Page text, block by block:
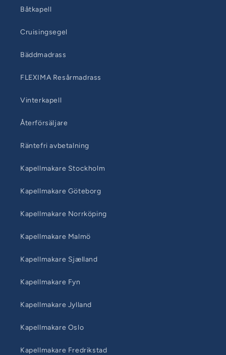
Båtkapell
Cruisingsegel
Bäddmadrass
FLEXIMA Resårmadrass
Vinterkapell
Återförsäljare
Räntefri avbetalning
Kapellmakare Stockholm
Kapellmakare Göteborg
Kapellmakare Norrköping
Kapellmakare Malmö
Kapellmakare Sjælland
Kapellmakare Fyn
Kapellmakare Jylland
Kapellmakare Oslo
Kapellmakare Fredrikstad